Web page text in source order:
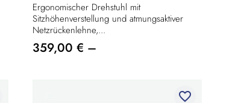
Ergonomischer Drehstuhl mit
Sitzhöhenverstellung und atmungsaktiver
Netzrückenlehne,...
359,00 € –
favorite_border